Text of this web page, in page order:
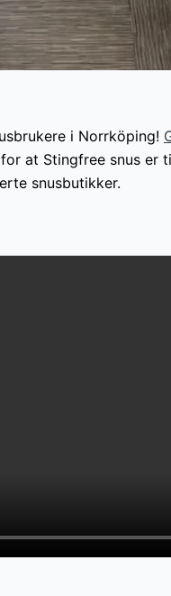
i Norrköping!
at Stingfree snus er
snusbutikker.